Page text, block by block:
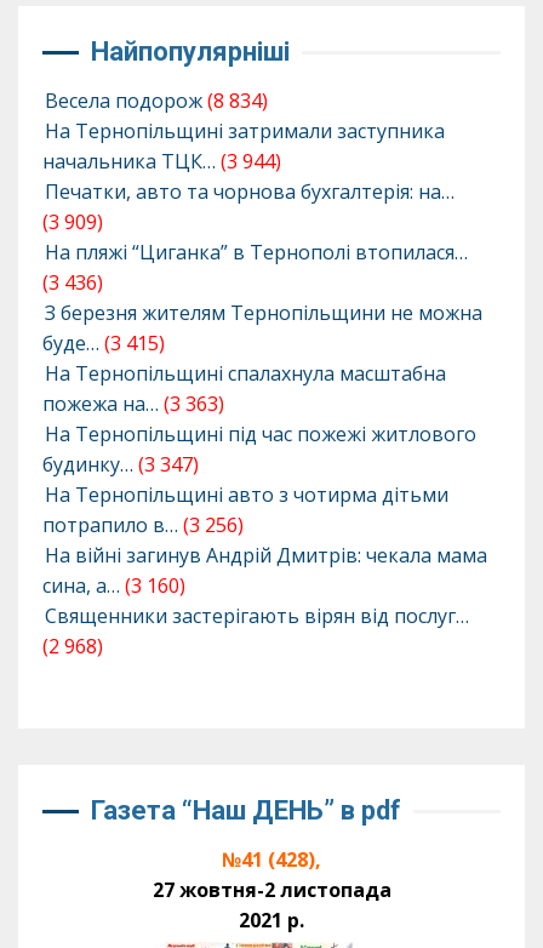
Найпопулярніші
Весела подорож(8 834)
На Тернопільщині затримали заступника
начальника ТЦК… (3 944)
Печатки, авто та чорнова бухгалтерія: на…
(3 909)
На пляжі “Циганка” в Тернополі втопилася…
(3 436)
З березня жителям Тернопільщини не можна
буде… (3 415)
На Тернопільщині спалахнула масштабна
пожежа на… (3 363)
На Тернопільщині під час пожежі житлового
будинку… (3 347)
На Тернопільщині авто з чотирма дітьми
потрапило в… (3 256)
На війні загинув Андрій Дмитрів: чекала мама
сина, а… (3 160)
Священники застерігають вірян від послуг…
(2 968)
Газета “Наш ДЕНЬ” в pdf
№41 (428),
27 жовтня-2 листопада
2021 р.